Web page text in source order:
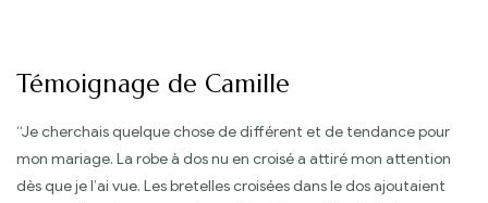
Témoignage de Camille
“Je cherchais quelque chose de différent et de tendance pour
mon mariage. La robe à dos nu en croisé a attiré mon attention
dès que je l’ai vue. Les bretelles croisées dans le dos ajoutaient